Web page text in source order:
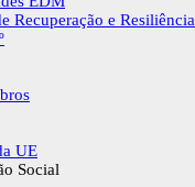
Recuperação e Resiliência
UE
Social